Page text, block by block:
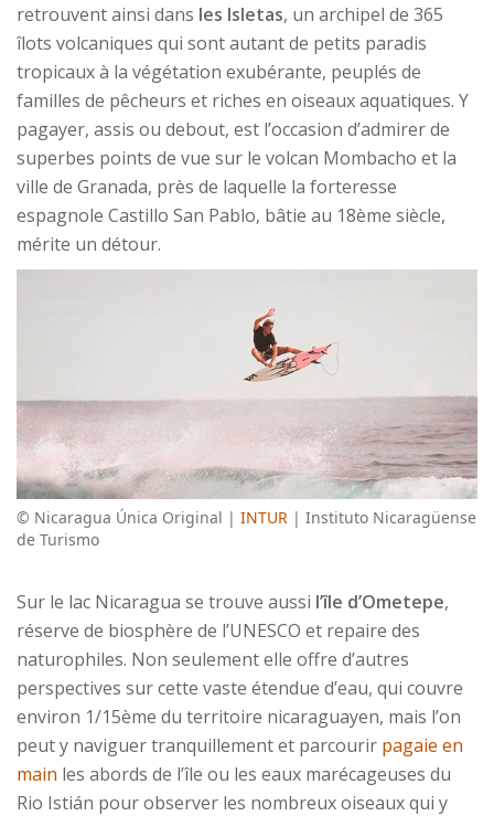
retrouvent ainsi dans les Isletas, un archipel de 365
îlots volcaniques qui sont autant de petits paradis
tropicaux à la végétation exubérante, peuplés de
familles de pêcheurs et riches en oiseaux aquatiques. Y
pagayer, assis ou debout, est l’occasion d’admirer de
superbes points de vue sur le volcan Mombacho et la
ville de Granada, près de laquelle la forteresse
espagnole Castillo San Pablo, bâtie au 18ème siècle,
mérite un détour.
© Nicaragua Única Original | INTUR | Instituto Nicaragüense
de Turismo
Sur le lac Nicaragua se trouve aussi l’île d’Ometepe,
réserve de biosphère de l’UNESCO et repaire des
naturophiles. Non seulement elle offre d’autres
perspectives sur cette vaste étendue d’eau, qui couvre
environ 1/15ème du territoire nicaraguayen, mais l’on
peut y naviguer tranquillement et parcourir pagaie en
main les abords de l’île ou les eaux marécageuses du
Rio Istián pour observer les nombreux oiseaux qui y